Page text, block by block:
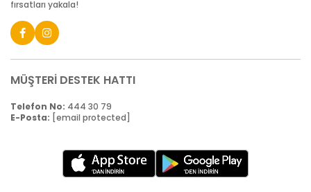
fırsatları yakala!
MÜŞTERİ DESTEK HATTI
Telefon No: 444 30 79
E-Posta: [email protected]